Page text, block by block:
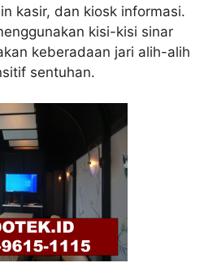
kasir, dan kiosk informasi.
kisi-kisi sinar
keberadaan jari alih-alih
sentuhan.